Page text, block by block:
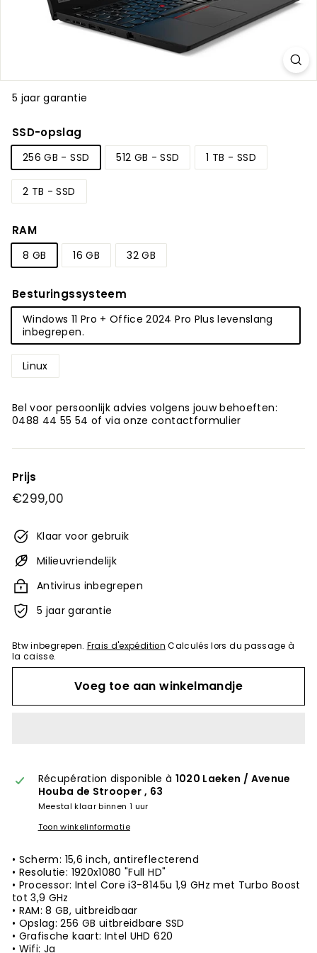
5 jaar garantie
SSD-opslag
256 GB - SSD 512 GB - SSD 1 TB - SSD
2 TB - SSD
RAM
8 GB 16 GB 32 GB
Besturingssysteem
Windows 11 Pro + Office 2024 Pro Plus levenslang
inbegrepen.
Linux
Bel voor persoonlijk advies volgens jouw behoeften:
0488 44 55 54 of via onze contactformulier
Prijs
Normale
€299,00
Klaar voor gebruik
Milieuvriendelijk
Antivirus inbegrepen
5 jaar garantie
Btw inbegrepen. Frais d'expédition Calculés lors du passage à
la caisse.
Voeg toe aan winkelmandje
Récupération disponible à 1020 Laeken / Avenue
Houba de Strooper , 63
Meestal klaar binnen 1 uur
Toon winkelinformatie
• Scherm: 15,6 inch, antireflecterend
• Resolutie: 1920x1080 "Full HD"
• Processor: Intel Core i3-8145u 1,9 GHz met Turbo Boost
tot 3,9 GHz
• RAM: 8 GB, uitbreidbaar
• Opslag: 256 GB uitbreidbare SSD
• Grafische kaart: Intel UHD 620
• Wifi: Ja